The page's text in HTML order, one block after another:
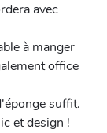
avec
à manger
office
suffit.
et design !